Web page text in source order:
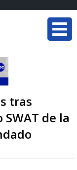
tras
de la